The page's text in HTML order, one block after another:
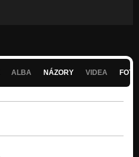
ALBA NÁZORY VIDEA